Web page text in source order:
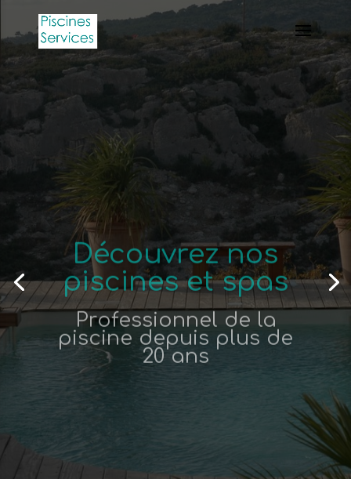
Découvrez nos
piscines et spas
Professionnel de la
piscine depuis plus de
20 ans